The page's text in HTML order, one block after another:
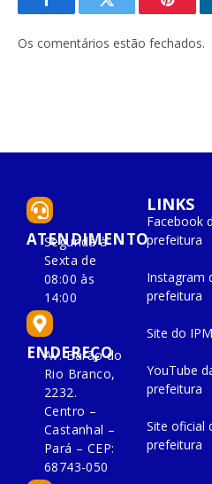
FacebookTwitter
Os comentários estão fechados.
ATENDIMENTO
Segunda à
Sexta de
08:00 às
14:00
ENDEREÇO
Av. Barão do
Rio Branco,
2232.
Centro –
Castanhal –
Pará – CEP:
68743-050
LINKS
Facebook
prefeitura
Instagram
prefeitura
Site do
YouTube
prefeitura
Site oficial
prefeitura